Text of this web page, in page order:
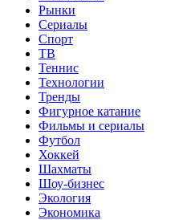
Рынки
Сериалы
Спорт
ТВ
Теннис
Технологии
Тренды
Фигурное катание
Фильмы и сериалы
Футбол
Хоккей
Шахматы
Шоу-бизнес
Экология
Экономика